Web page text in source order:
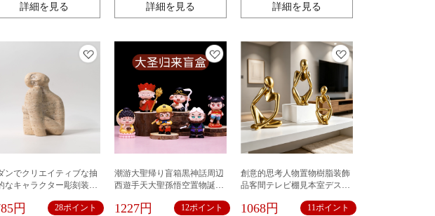
詳細を見る 詳細を見る 詳細を見る
ンでクリエイティブな抽
なキャラクター彫刻装飾
飾装飾ホーム装飾品リビ
円 28ポイント
潮游大聖帰り盲箱黒神話周辺
西遊手天大聖孫悟空置物誕生
1227円 12ポイント
創意的思考人物置物樹脂装飾
品客間テレビ棚見本室デスク
1068円 11ポイント